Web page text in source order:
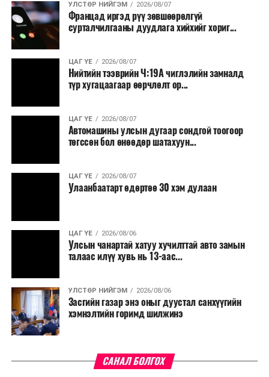
УЛСТӨР НИЙГЭМ 2026/08/07
Францад иргэд рүү зөвшөөрөлгүй
сурталчилгааны дуудлага хийхийг хориг...
ЦАГ ҮЕ 2026/08/07
Нийтийн тээврийн Ч:19А чиглэлийн замналд
түр хугацаагаар өөрчлөлт ор...
ЦАГ ҮЕ 2026/08/07
Автомашины улсын дугаар сондгой тоогоор
төгссөн бол өнөөдөр шатахуун...
ЦАГ ҮЕ 2026/08/07
Улаанбаатарт өдөртөө 30 хэм дулаан
ЦАГ ҮЕ 2026/08/06
Улсын чанартай хатуу хучилттай авто замын
талаас илүү хувь нь 13-аас...
УЛСТӨР НИЙГЭМ 2026/08/06
Засгийн газар энэ оныг дуустал санхүүгийн
хэмнэлтийн горимд шилжинэ
САНАЛ БОЛГОХ